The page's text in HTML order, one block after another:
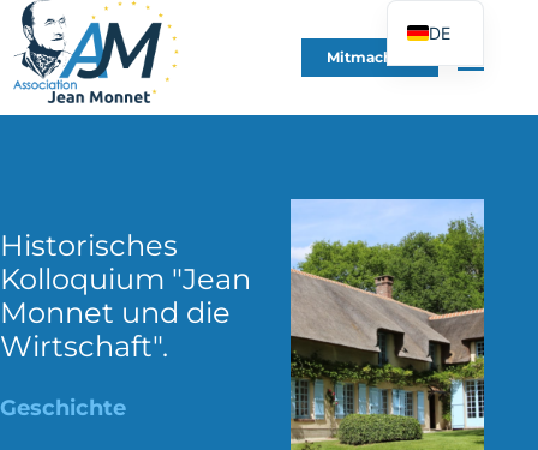
Mitmachen
Historisches
Kolloquium "Jean
Monnet und die
Wirtschaft".
Geschichte
DE
FR
EN
PT
PL
UK